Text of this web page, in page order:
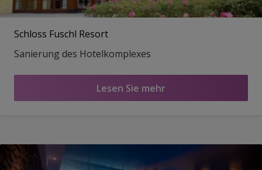
Schloss Fuschl Resort
Sanierung des Hotelkomplexes
Lesen Sie mehr